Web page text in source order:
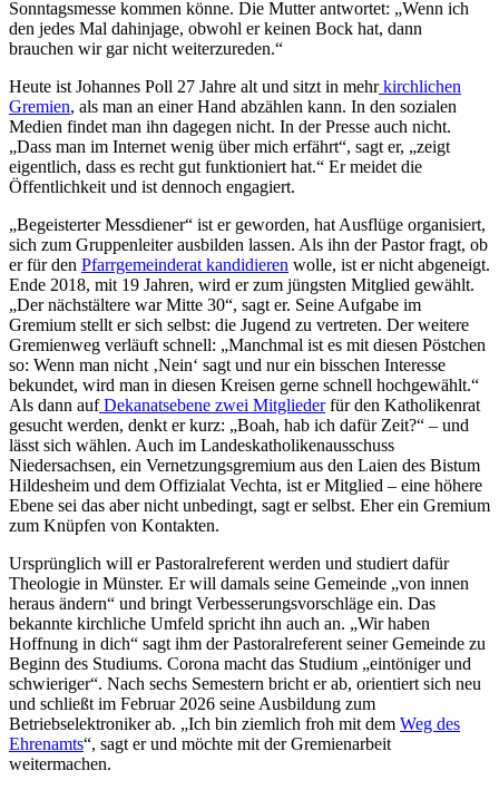
Sonntagsmesse kommen könne. Die Mutter antwortet: „Wenn ich
den jedes Mal dahinjage, obwohl er keinen Bock hat, dann
brauchen wir gar nicht weiterzureden.“
Heute ist Johannes Poll 27 Jahre alt und sitzt in mehrkirchlichen
Gremien, als man an einer Hand abzählen kann. In den sozialen
Medien findet man ihn dagegen nicht. In der Presse auch nicht.
„Dass man im Internet wenig über mich erfährt“, sagt er, „zeigt
eigentlich, dass es recht gut funktioniert hat.“ Er meidet die
Öffentlichkeit und ist dennoch engagiert.
„Begeisterter Messdiener“ ist er geworden, hat Ausflüge organisiert,
sich zum Gruppenleiter ausbilden lassen. Als ihn der Pastor fragt, ob
er für den Pfarrgemeinderat kandidieren wolle, ist er nicht abgeneigt.
Ende 2018, mit 19 Jahren, wird er zum jüngsten Mitglied gewählt.
„Der nächstältere war Mitte 30“, sagt er. Seine Aufgabe im
Gremium stellt er sich selbst: die Jugend zu vertreten. Der weitere
Gremienweg verläuft schnell: „Manchmal ist es mit diesen Pöstchen
so: Wenn man nicht ‚Nein‘ sagt und nur ein bisschen Interesse
bekundet, wird man in diesen Kreisen gerne schnell hochgewählt.“
Als dann aufDekanatsebene zwei Mitgliederfür den Katholikenrat
gesucht werden, denkt er kurz: „Boah, hab ich dafür Zeit?“ – und
lässt sich wählen. Auch im Landeskatholikenausschuss
Niedersachsen, ein Vernetzungsgremium aus den Laien des Bistum
Hildesheim und dem Offizialat Vechta, ist er Mitglied – eine höhere
Ebene sei das aber nicht unbedingt, sagt er selbst. Eher ein Gremium
zum Knüpfen von Kontakten.
Ursprünglich will er Pastoralreferent werden und studiert dafür
Theologie in Münster. Er will damals seine Gemeinde „von innen
heraus ändern“ und bringt Verbesserungsvorschläge ein. Das
bekannte kirchliche Umfeld spricht ihn auch an. „Wir haben
Hoffnung in dich“ sagt ihm der Pastoralreferent seiner Gemeinde zu
Beginn des Studiums. Corona macht das Studium „eintöniger und
schwieriger“. Nach sechs Semestern bricht er ab, orientiert sich neu
und schließt im Februar 2026 seine Ausbildung zum
Betriebselektroniker ab. „Ich bin ziemlich froh mit dem Weg des
Ehrenamts“, sagt er und möchte mit der Gremienarbeit
weitermachen.